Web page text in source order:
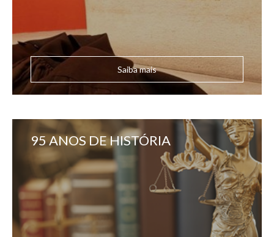
Saiba mais
95 ANOS DE HISTÓRIA